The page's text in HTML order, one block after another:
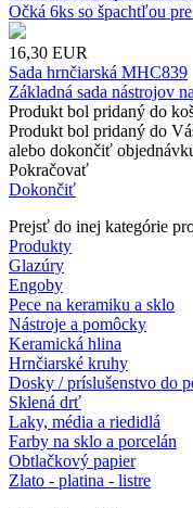
Očká 6ks so špachtľou
16,30 EUR
Sada hrnčiarská MHC839
Základná sada nástrojov
Produkt bol pridaný do
Produkt bol pridaný do
alebo dokončiť
Pokračovať
Dokončiť
Prejsť do inej kategórie
Produkty
Glazúry
Engoby
Pece na keramiku a sklo
Nástroje a pomôcky
Keramická hlina
Hrnčiarské kruhy
Dosky / príslušenstvo do
Sklená drť
Laky, média a riedidlá
Farby na sklo a porcelán
Obtlačkový papier
Zlato - platina - listre